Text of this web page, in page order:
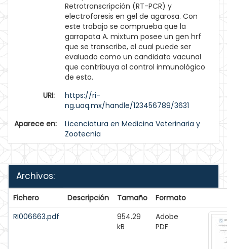
Retrotranscripción (RT-PCR) y
electroforesis en gel de agarosa. Con
este trabajo se comprueba que la
garrapata A. mixtum posee un gen hrf
que se transcribe, el cual puede ser
evaluado como un candidato vacunal
que contribuya al control inmunológico
de esta.
URI:
https://ri-
ng.uaq.mx/handle/123456789/3631
Aparece en:
Licenciatura en Medicina Veterinaria y
Zootecnia
Archivos:
Fichero Descripción Tamaño
Formato
RI006663.pdf
954.29
kB
Adobe
PDF